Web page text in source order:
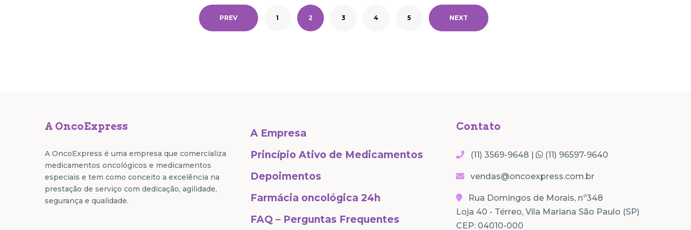
PREV 1 2 3 4 5 NEXT
A OncoExpress
A OncoExpress é uma empresa que comercializa
medicamentos oncológicos e medicamentos
especiais e tem como conceito a excelência na
prestação de serviço com dedicação, agilidade,
segurança e qualidade.
A Empresa
Princípio Ativo de Medicamentos
Depoimentos
Farmácia oncológica 24h
FAQ – Perguntas Frequentes
Contato
(11) 3569-9648 | (11) 96597-9640
vendas@oncoexpress.com.br
Rua Domingos de Morais, nº348
Loja 40 - Térreo, Vila Mariana São Paulo (SP)
CEP: 04010-000